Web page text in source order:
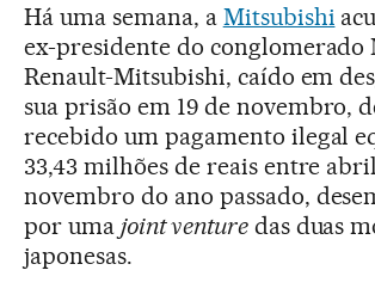
Há uma semana, a Mitsubishi
ex-presidente do conglomerado
Renault-Mitsubishi, caído em
sua prisão em 19 de novembro,
recebido um pagamento ilegal
33,43 milhões de reais entre
novembro do ano passado,
por uma joint venturedas duas
japonesas.